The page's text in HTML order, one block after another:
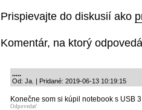
Prispievajte do diskusií ako
Komentár, na ktorý
.....
Od: Ja. | Pridané: 2019-06-13 10:19:15
Konečne som si kúpil notebook s USB
Odpovedať